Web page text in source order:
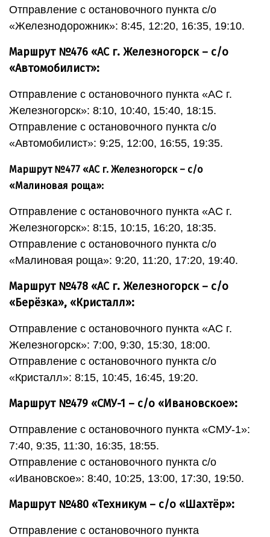
Отправление с остановочного пункта с/о
«Железнодорожник»: 8:45, 12:20, 16:35, 19:10.
Маршрут №476 «АС г. Железногорск – с/о
«Автомобилист»:
Отправление с остановочного пункта «АС г.
Железногорск»: 8:10, 10:40, 15:40, 18:15.
Отправление с остановочного пункта с/о
«Автомобилист»: 9:25, 12:00, 16:55, 19:35.
Маршрут №477 «АС г. Железногорск – с/о
«Малиновая роща»:
Отправление с остановочного пункта «АС г.
Железногорск»: 8:15, 10:15, 16:20, 18:35.
Отправление с остановочного пункта с/о
«Малиновая роща»: 9:20, 11:20, 17:20, 19:40.
Маршрут №478 «АС г. Железногорск – с/о
«Берёзка», «Кристалл»:
Отправление с остановочного пункта «АС г.
Железногорск»: 7:00, 9:30, 15:30, 18:00.
Отправление с остановочного пункта с/о
«Кристалл»: 8:15, 10:45, 16:45, 19:20.
Маршрут №479 «СМУ-1 – с/о «Ивановское»:
Отправление с остановочного пункта «СМУ-1»:
7:40, 9:35, 11:30, 16:35, 18:55.
Отправление с остановочного пункта с/о
«Ивановское»: 8:40, 10:25, 13:00, 17:30, 19:50.
Маршрут №480 «Техникум – с/о «Шахтёр»:
Отправление с остановочного пункта